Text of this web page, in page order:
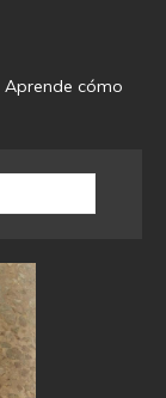
Aprende cómo